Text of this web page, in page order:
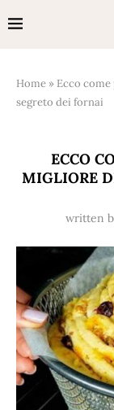
Home » Ecco
segreto dei fornai
ECCO
MIGLIORE
written